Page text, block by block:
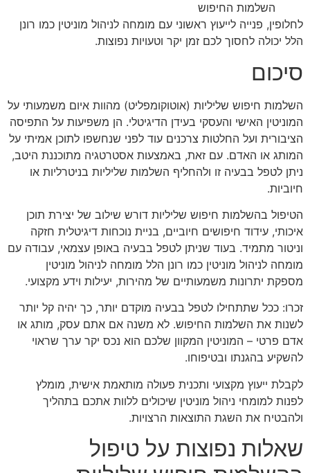
השלמות החיפוש
לחלופין, פנייה לייעוץ ראשוני עם מומחה לניהול מוניטין כמו רונן
הלל יכולה לחסוך לכם זמן יקר וטעויות נפוצות.
סיכום
השלמות חיפוש שליליות (אוטוקומפליט) מהוות איום משמעותי על
המוניטין האישי והעסקי בעידן הדיגיטלי. הן משפיעות על התפיסה
הציבורית ועל החלטות צרכנים עוד לפני שנחשפו לתוכן אמיתי על
המותג או האדם. עם זאת, באמצעות אסטרטגיה מתוכננת היטב,
ניתן לטפל בבעיה זו ולהחליף השלמות שליליות בניטרליות או
חיוביות.
הטיפול בהשלמות חיפוש שליליות דורש שילוב של יצירת תוכן
איכותי, עידוד חיפושים חיוביים, בניית נוכחות דיגיטלית חזקה
וניטור מתמיד. בעוד שניתן לטפל בבעיה באופן עצמאי, עבודה עם
מומחה לניהול מוניטין כמו רונן הלל מומחה לניהול מוניטין
מספקת יתרונות משמעותיים של מהירות, יעילות וידע מקצועי.
זכרו: ככל שתתחילו לטפל בבעיה מוקדם יותר, כך יהיה קל יותר
לשנות את השלמות החיפוש. לא משנה אם אתם עסק, מותג או
אדם פרטי – המוניטין המקוון שלכם הוא נכס יקר ערך שראוי
להשקיע בהגנתו ובטיפוחו.
לקבלת ייעוץ מקצועי ותכנית פעולה מותאמת אישית, מומלץ
לפנות למומחי ניהול מוניטין שיכולים ללוות אתכם בתהליך
ולהבטיח את השגת התוצאות הרצויות.
שאלות נפוצות על טיפול